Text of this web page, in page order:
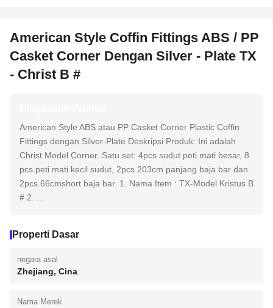
American Style Coffin Fittings ABS / PP
Casket Corner Dengan Silver - Plate TX
- Christ B #
American Style ABS atau PP Casket Corner Plastic Coffin
Fittings dengan Silver-Plate Deskripsi Produk: Ini adalah
Christ Model Corner. Satu set: 4pcs sudut peti mati besar, 8
pcs peti mati kecil sudut, 2pcs 203cm panjang baja bar dan
2pcs 66cmshort baja bar. 1. Nama Item : TX-Model Kristus B
# 2. ...
Properti Dasar
negara asal
Zhejiang, Cina
Nama Merek